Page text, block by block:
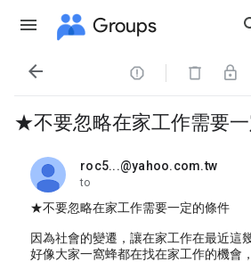
Groups
 
★不要忽略在家工作需要
roc5...@yahoo.com.tw
unread,
to
★不要忽略在家工作需要一定的條件
因為社會的變遷，讓在家工作在最近這
好像大家一窩蜂都在找在家工作的機會，